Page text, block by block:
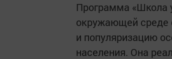
Программа «Школа
окружающей среде
и популяризацию
населения. Она